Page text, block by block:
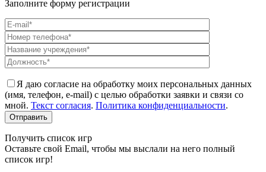
Заполните форму регистрации
Я даю согласие на обработку моих персональных данных
(имя, телефон, e-mail) с целью обработки заявки и связи со
мной. Текст согласия. Политика конфиденциальности.
Получить список игр
Оставьте свой Email, чтобы мы выслали на него полный
список игр!